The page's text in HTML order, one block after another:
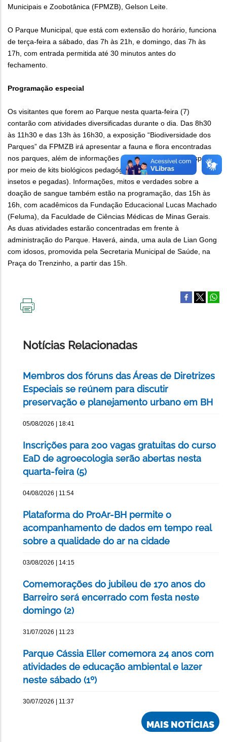
Municipais e Zoobotânica (FPMZB), Gelson Leite.
O Parque Municipal, que está com extensão do horário, funciona
de terça-feira a sábado, das 7h às 21h, e domingo, das 7h às
17h, com entrada permitida até 30 minutos antes do
fechamento.
Programação especial
Os visitantes que forem ao Parque nesta quarta-feira (7)
contarão com atividades diversificadas durante o dia. Das 8h30
às 11h30 e das 13h às 16h30, a exposição “Biodiversidade dos
Parques” da FPMZB irá apresentar a fauna e flora encontradas
nos parques, além de informações e curiosidades sobre espécies
por meio de kits biológicos pedagógicos (frutos, sementes,
insetos e pegadas). Informações, mitos e verdades sobre a
doação de sangue também estão na programação, das 15h às
16h, com acadêmicos da Fundação Educacional Lucas Machado
(Feluma), da Faculdade de Ciências Médicas de Minas Gerais.
As duas atividades estarão concentradas em frente à
administração do Parque. Haverá, ainda, uma aula de Lian Gong
com idosos, promovida pela Secretaria Municipal de Saúde, na
Praça do Trenzinho, a partir das 15h.
Notícias Relacionadas
Membros dos fóruns das Áreas de Diretrizes
Especiais se reúnem para discutir
preservação e planejamento urbano em BH
05/08/2026 | 18:41
Inscrições para 200 vagas gratuitas do curso
EaD de agroecologia serão abertas nesta
quarta-feira (5)
04/08/2026 | 11:54
Plataforma do ProAr-BH permite o
acompanhamento de dados em tempo real
sobre a qualidade do ar na cidade
03/08/2026 | 14:15
Comemorações do jubileu de 170 anos do
Barreiro será encerrado com festa neste
domingo (2)
31/07/2026 | 11:23
Parque Cássia Eller comemora 24 anos com
atividades de educação ambiental e lazer
neste sábado (1º)
30/07/2026 | 11:37
MAIS NOTÍCIAS